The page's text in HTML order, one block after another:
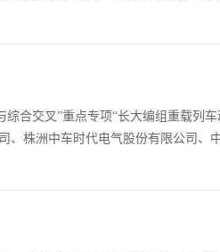
合交叉”重点专项“长大编组重载列
株洲中车时代电气股份有限公司、